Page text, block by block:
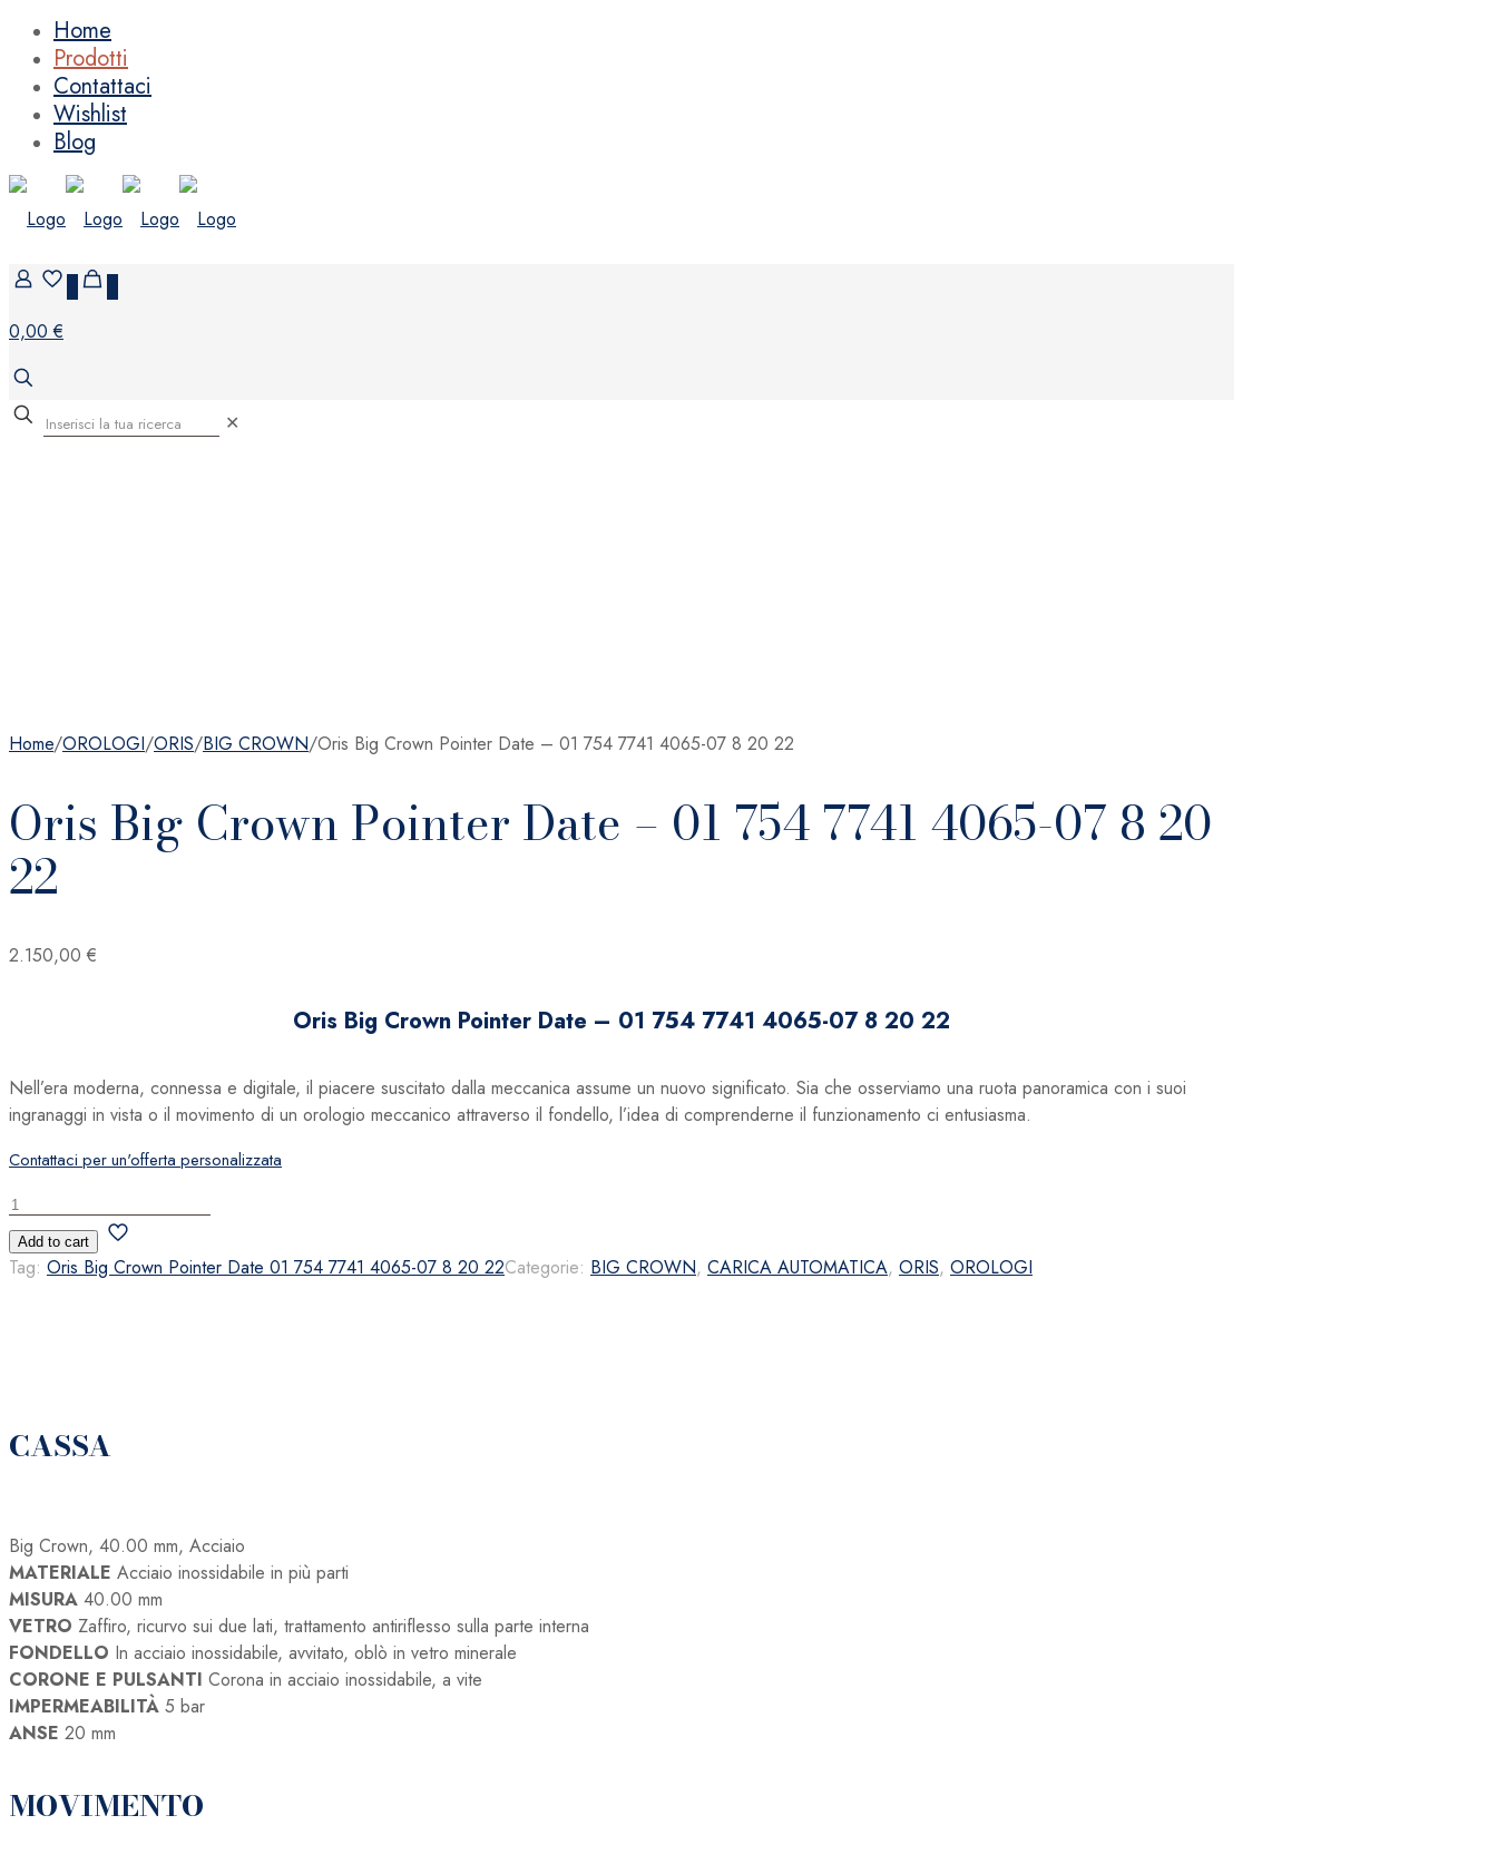
Home
Prodotti
Contattaci
Wishlist
Blog
0,00 €
✕
Home/OROLOGI/ORIS/BIG CROWN/Oris Big Crown Pointer Date – 01 754 7741 4065-07 8 20 22
Oris Big Crown Pointer Date – 01 754 7741 4065-07 8 20
22
2.150,00 €
Oris Big Crown Pointer Date – 01 754 7741 4065-07 8 20 22
Nell’era moderna, connessa e digitale, il piacere suscitato dalla meccanica assume un nuovo significato. Sia che osserviamo una ruota panoramica con i suoi
ingranaggi in vista o il movimento di un orologio meccanico attraverso il fondello, l’idea di comprenderne il funzionamento ci entusiasma.
Contattaci per un'offerta personalizzata
Oris
Big
Crown
Pointer
4065-
22
quantità
Add to cart
Tag: Oris Big Crown Pointer Date 01 754 7741 4065-07 8 20 22Categorie: BIG CROWN, CARICA AUTOMATICA, ORIS, OROLOGI
CASSA
Big Crown, 40.00 mm, Acciaio
MATERIALE Acciaio inossidabile in più parti
MISURA 40.00 mm
VETRO Zaffiro, ricurvo sui due lati, trattamento antiriflesso sulla parte interna
FONDELLO In acciaio inossidabile, avvitato, oblò in vetro minerale
CORONE E PULSANTI Corona in acciaio inossidabile, a vite
IMPERMEABILITÀ 5 bar
ANSE 20 mm
MOVIMENTO